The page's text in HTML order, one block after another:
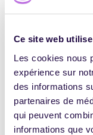
Ce site web
Les cookies nous
expérience sur
des informations
partenaires de
qui peuvent
informations que
Trés
Répondre
Jerome
il y a 3 mois
j’integre
parcours
Je
Merci pour